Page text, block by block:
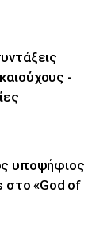
-
υποψήφιος
στο «God of